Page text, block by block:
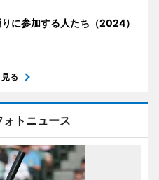
に参加する人たち（2024）
る
ォトニュース